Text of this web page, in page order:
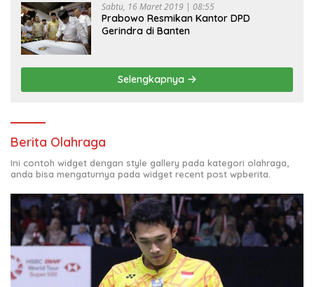
Sabtu, 16 Maret 2019 | 08:55
Prabowo Resmikan Kantor DPD
Gerindra di Banten
Selengkapnya
Berita Olahraga
Ini contoh widget dengan style gallery pada kategori olahraga,
anda bisa mengaturnya pada widget recent post wpberita.